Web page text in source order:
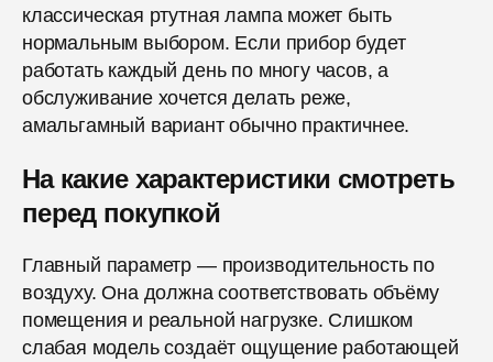
классическая ртутная лампа может быть
нормальным выбором. Если прибор будет
работать каждый день по многу часов, а
обслуживание хочется делать реже,
амальгамный вариант обычно практичнее.
На какие характеристики смотреть
перед покупкой
Главный параметр — производительность по
воздуху. Она должна соответствовать объёму
помещения и реальной нагрузке. Слишком
слабая модель создаёт ощущение работающей